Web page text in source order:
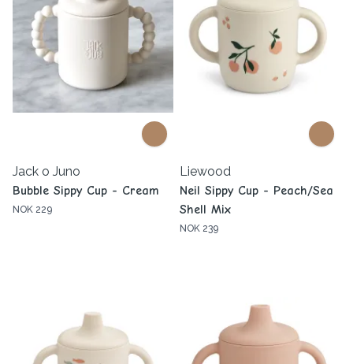
Jack o Juno
Bubble Sippy Cup - Cream
NOK 229
Liewood
Neil Sippy Cup - Peach/Sea
Shell Mix
NOK 239